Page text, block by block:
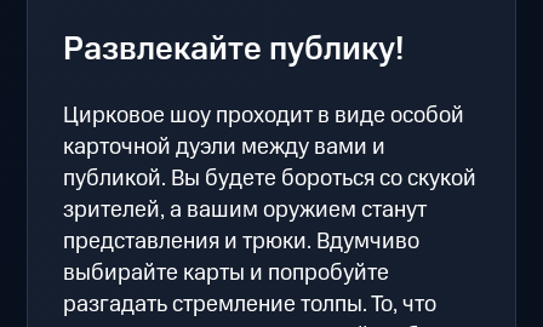
Развлекайте публику!
Цирковое шоу проходит в виде особой
карточной дуэли между вами и
публикой. Вы будете бороться со скукой
зрителей, а вашим оружием станут
представления и трюки. Вдумчиво
выбирайте карты и попробуйте
разгадать стремление толпы. То, что